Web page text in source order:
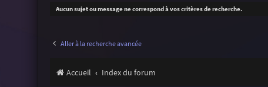
Aucun sujet ou message ne correspond à vos critères de recherche.
Aller à la recherche avancée
Accueil Index du forum